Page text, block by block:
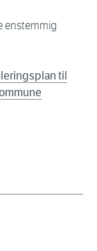
enstemmig
til